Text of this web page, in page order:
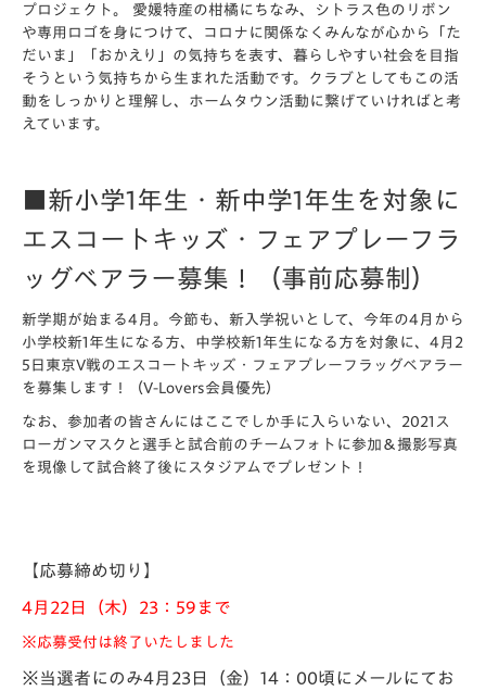
プロジェクト。 愛媛特産の柑橘にちなみ、シトラス色のリボン
や専用ロゴを身につけて、コロナに関係なくみんなが心から「た
だいま」「おかえり」の気持ちを表す、暮らしやすい社会を目指
そうという気持ちから生まれた活動です。クラブとしてもこの活
動をしっかりと理解し、ホームタウン活動に繋げていければと考
えています。
■新小学1年生・新中学1年生を対象に
エスコートキッズ・フェアプレーフラ
ッグベアラー募集！（事前応募制）
新学期が始まる4月。今節も、新入学祝いとして、今年の4月から
小学校新1年生になる方、中学校新1年生になる方を対象に、4月2
5日東京V戦のエスコートキッズ・フェアプレーフラッグベアラー
を募集します！（V-Lovers会員優先）
なお、参加者の皆さんにはここでしか手に入らいない、2021ス
ローガンマスクと選手と試合前のチームフォトに参加＆撮影写真
を現像して試合終了後にスタジアムでプレゼント！
【応募締め切り】
4月22日（木）23：59まで
※応募受付は終了いたしました
※当選者にのみ4月23日（金）14：00頃にメールにてお